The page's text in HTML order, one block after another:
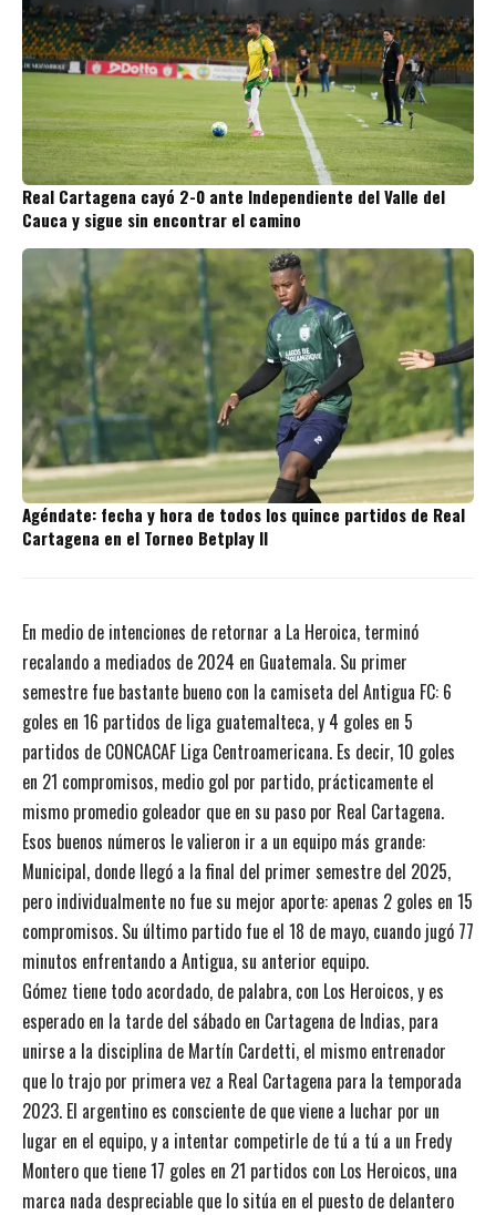
Real Cartagena cayó 2-0 ante Independiente del Valle del
Cauca y sigue sin encontrar el camino
Agéndate: fecha y hora de todos los quince partidos de Real
Cartagena en el Torneo Betplay II
En medio de intenciones de retornar a La Heroica, terminó
recalando a mediados de 2024 en Guatemala. Su primer
semestre fue bastante bueno con la camiseta del Antigua FC: 6
goles en 16 partidos de liga guatemalteca, y 4 goles en 5
partidos de CONCACAF Liga Centroamericana. Es decir, 10 goles
en 21 compromisos, medio gol por partido, prácticamente el
mismo promedio goleador que en su paso por Real Cartagena.
Esos buenos números le valieron ir a un equipo más grande:
Municipal, donde llegó a la final del primer semestre del 2025,
pero individualmente no fue su mejor aporte: apenas 2 goles en 15
compromisos. Su último partido fue el 18 de mayo, cuando jugó 77
minutos enfrentando a Antigua, su anterior equipo.
Gómez tiene todo acordado, de palabra, con Los Heroicos, y es
esperado en la tarde del sábado en Cartagena de Indias, para
unirse a la disciplina de Martín Cardetti, el mismo entrenador
que lo trajo por primera vez a Real Cartagena para la temporada
2023. El argentino es consciente de que viene a luchar por un
lugar en el equipo, y a intentar competirle de tú a tú a un Fredy
Montero que tiene 17 goles en 21 partidos con Los Heroicos, una
marca nada despreciable que lo sitúa en el puesto de delantero